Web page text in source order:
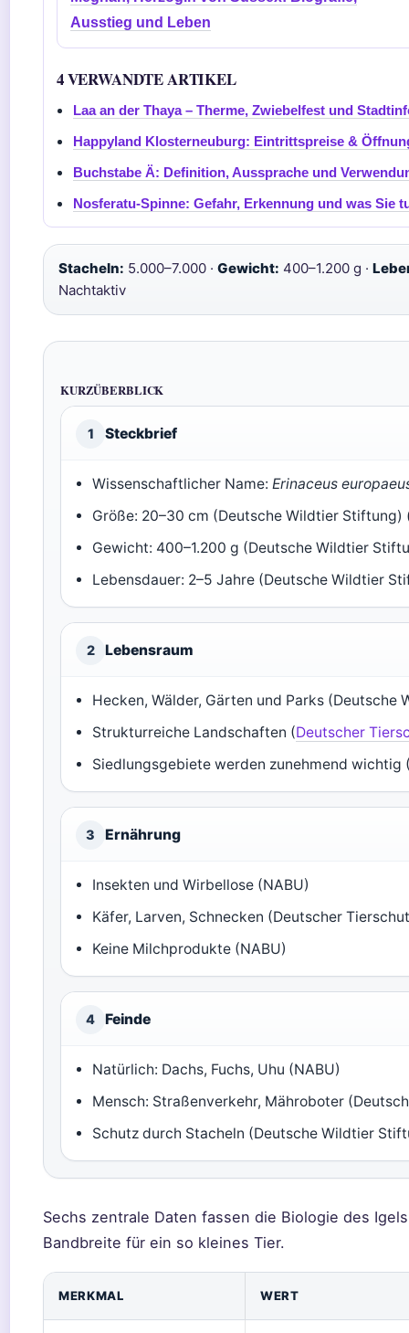
Ausstieg und Leben
4 VERWANDTE ARTIKEL
Laa an der Thaya – Therme, Zwiebelfest und
Happyland Klosterneuburg: Eintrittspreise &
Buchstabe Ä: Definition, Aussprache und
Nosferatu-Spinne: Gefahr, Erkennung und was Sie
Stacheln: 5.000–7.000 · Gewicht: 400–1.200 g ·
Nachtaktiv
KURZÜBERBLICK
1 Steckbrief
Wissenschaftlicher Name: Erinaceus
Größe: 20–30 cm (Deutsche Wildtier Stiftung)
Gewicht: 400–1.200 g (Deutsche Wildtier
Lebensdauer: 2–5 Jahre (Deutsche Wildtier
2 Lebensraum
Hecken, Wälder, Gärten und Parks (Deutsche
Strukturreiche Landschaften (Deutscher
Siedlungsgebiete werden zunehmend wichtig
3 Ernährung
Insekten und Wirbellose (NABU)
Käfer, Larven, Schnecken (Deutscher
Keine Milchprodukte (NABU)
4 Feinde
Natürlich: Dachs, Fuchs, Uhu (NABU)
Mensch: Straßenverkehr, Mähroboter
Schutz durch Stacheln (Deutsche Wildtier
Sechs zentrale Daten fassen die Biologie des
Bandbreite für ein so kleines Tier.
MERKMAL WERT